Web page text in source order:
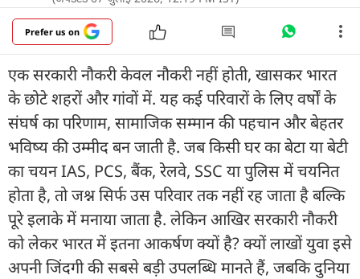
Prefer us on
एक सरकारी नौकरी केवल नौकरी नहीं होती, खासकर भारत
के छोटे शहरों और गांवों में. यह कई परिवारों के लिए वर्षों के
संघर्ष का परिणाम, सामाजिक सम्मान की पहचान और बेहतर
भविष्य की उम्मीद बन जाती है. जब किसी घर का बेटा या बेटी
का चयन IAS, PCS, बैंक, रेलवे, SSC या पुलिस में चयनित
होता है, तो जश्न सिर्फ उस परिवार तक नहीं रह जाता है बल्कि
पूरे इलाके में मनाया जाता है. लेकिन आखिर सरकारी नौकरी
को लेकर भारत में इतना आकर्षण क्यों है? क्यों लाखों युवा इसे
अपनी जिंदगी की सबसे बड़ी उपलब्धि मानते हैं, जबकि दुनिया